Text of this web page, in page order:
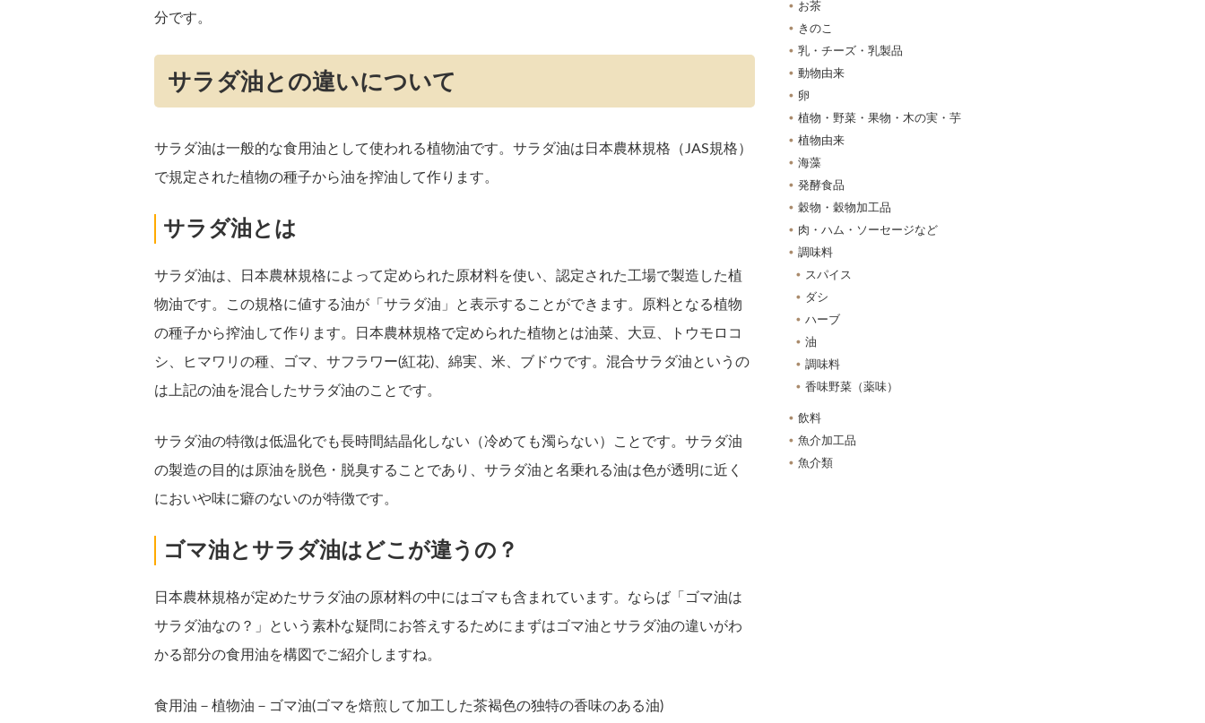
分です。
サラダ油との違いについて
サラダ油は一般的な食用油として使われる植物油です。サラダ油は日本農林規格（JAS規格）
で規定された植物の種子から油を搾油して作ります。
サラダ油とは
サラダ油は、日本農林規格によって定められた原材料を使い、認定された工場で製造した植
物油です。この規格に値する油が「サラダ油」と表示することができます。原料となる植物
の種子から搾油して作ります。日本農林規格で定められた植物とは油菜、大豆、トウモロコ
シ、ヒマワリの種、ゴマ、サフラワー(紅花)、綿実、米、ブドウです。混合サラダ油というの
は上記の油を混合したサラダ油のことです。
サラダ油の特徴は低温化でも長時間結晶化しない（冷めても濁らない）ことです。サラダ油
の製造の目的は原油を脱色・脱臭することであり、サラダ油と名乗れる油は色が透明に近く
においや味に癖のないのが特徴です。
ゴマ油とサラダ油はどこが違うの？
日本農林規格が定めたサラダ油の原材料の中にはゴマも含まれています。ならば「ゴマ油は
サラダ油なの？」という素朴な疑問にお答えするためにまずはゴマ油とサラダ油の違いがわ
かる部分の食用油を構図でご紹介しますね。
食用油－植物油－ゴマ油(ゴマを焙煎して加工した茶褐色の独特の香味のある油)
お茶
きのこ
乳・チーズ・乳製品
動物由来
卵
植物・野菜・果物・木の実・芋
植物由来
海藻
発酵食品
穀物・穀物加工品
肉・ハム・ソーセージなど
調味料
スパイス
ダシ
ハーブ
油
調味料
香味野菜（薬味）
飲料
魚介加工品
魚介類